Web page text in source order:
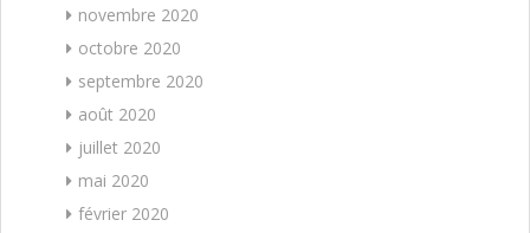
novembre 2020
octobre 2020
septembre 2020
août 2020
juillet 2020
mai 2020
février 2020